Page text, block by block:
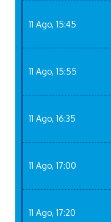
11 Ago, 15:45
11 Ago, 15:55
11 Ago, 16:35
11 Ago, 17:00
11 Ago, 17:20